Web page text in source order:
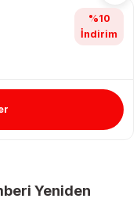
Yeniden
%10
İndirim